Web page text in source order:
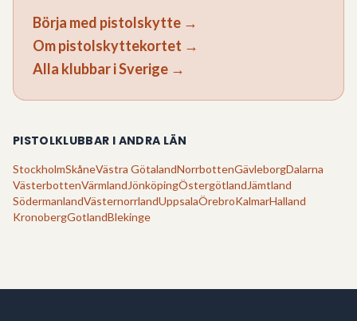
Börja med pistolskytte →
Om pistolskyttekortet →
Alla klubbar i Sverige →
PISTOLKLUBBAR I ANDRA LÄN
StockholmSkåneVästra GötalandNorrbottenGävleborgDalarna
VästerbottenVärmland JönköpingÖstergötland Jämtland
SödermanlandVästernorrlandUppsalaÖrebroKalmarHalland
KronobergGotlandBlekinge